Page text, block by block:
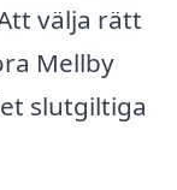
välja rätt
Mellby
slutgiltiga